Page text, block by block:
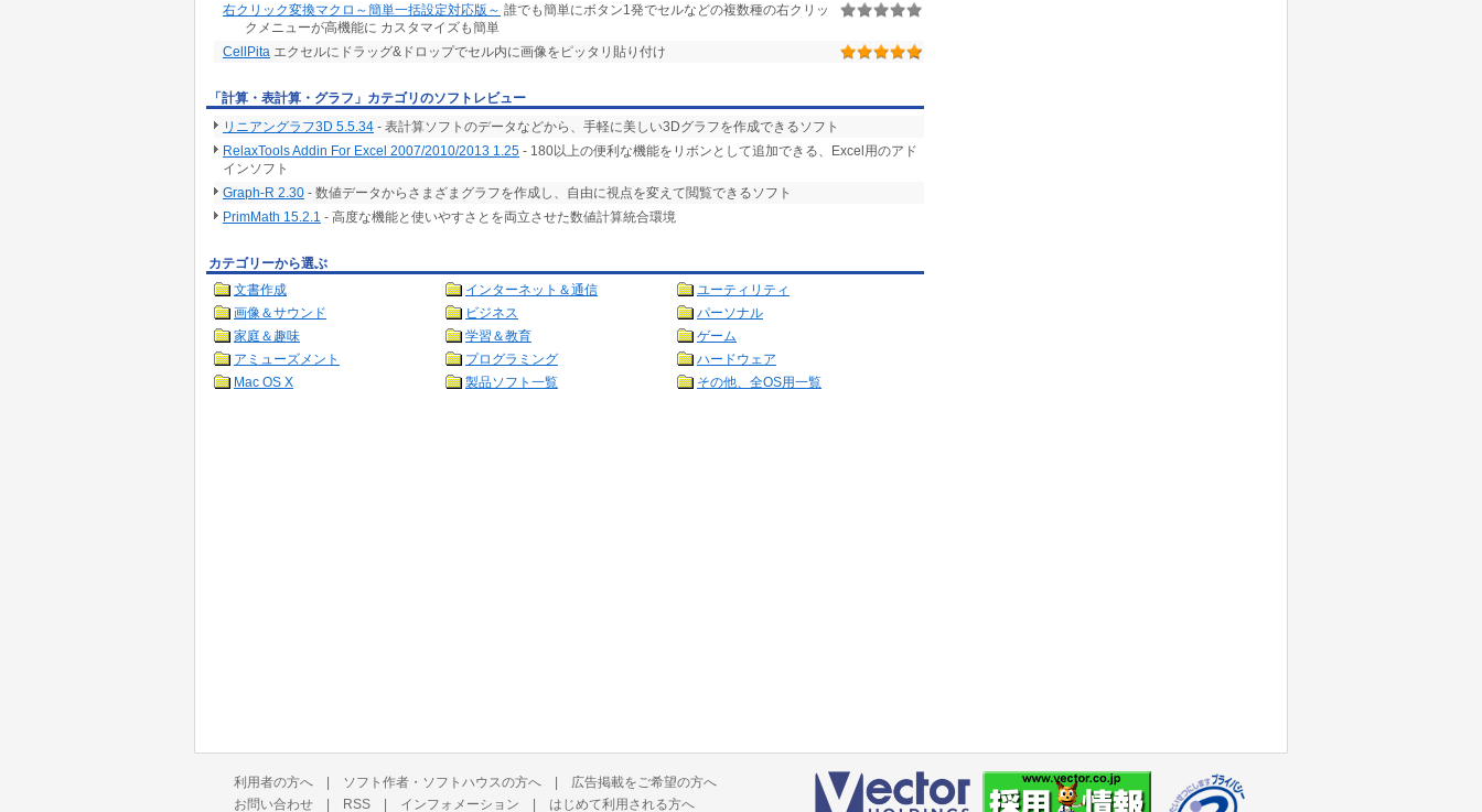
右クリック変換マクロ～簡単一括設定対応版～ 誰でも簡単にボタン1発でセルなどの複数種の右クリッ
クメニューが高機能に カスタマイズも簡単
CellPita エクセルにドラッグ&ドロップでセル内に画像をピッタリ貼り付け
「計算・表計算・グラフ」カテゴリのソフトレビュー
リニアングラフ3D 5.5.34 - 表計算ソフトのデータなどから、手軽に美しい3Dグラフを作成できるソフト
RelaxTools Addin For Excel 2007/2010/2013 1.25 - 180以上の便利な機能をリボンとして追加できる、Excel用のアド
インソフト
Graph-R 2.30 - 数値データからさまざまグラフを作成し、自由に視点を変えて閲覧できるソフト
PrimMath 15.2.1 - 高度な機能と使いやすさとを両立させた数値計算統合環境
カテゴリーから選ぶ
文書作成
インターネット＆通信
ユーティリティ
画像＆サウンド
ビジネス
パーソナル
家庭＆趣味
学習＆教育
ゲーム
アミューズメント
プログラミング
ハードウェア
Mac OS X
製品ソフト一覧 その他、全OS用一覧
利用者の方へ | ソフト作者・ソフトハウスの方へ | 広告掲載をご希望の方へ
お問い合わせ | RSS | インフォメーション | はじめて利用される方へ